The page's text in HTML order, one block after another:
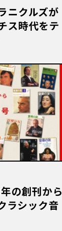
ニクルズが
ス時代をテ
の創刊から
ラシック音